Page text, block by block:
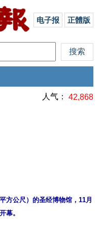
电子报 正體版
人气： 42,868
方公尺）的圣经博物馆，11月